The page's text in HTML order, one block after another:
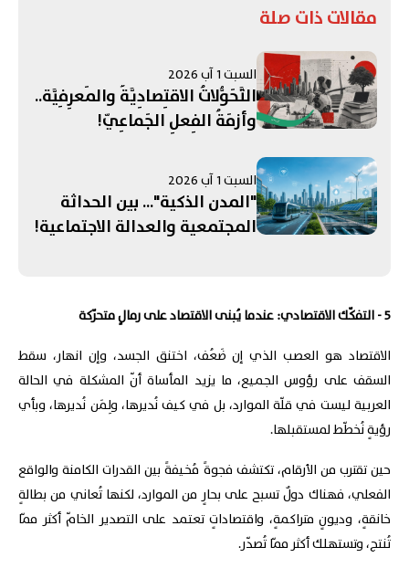
مقالات ذات صلة
السبت 1 آب 2026
التَّحَوُّلاتُ الاقتِصادِيَّةُ والمَعرِفِيَّة..
وأزمَةُ الفِعلِ الجَماعِيّ!
السبت 1 آب 2026
"المدن الذكية"... بين الحداثة
المجتمعية والعدالة الاجتماعية!
5 - التفكّك الاقتصادي: عندما يُبنى الاقتصاد على رمالٍ متحرّكة
الاقتصاد هو العصب الذي إن ضَعُف، اختنق الجسد، وإن انهار، سقط
السقف على رؤوس الجميع، ما يزيد المأساة أنّ المشكلة في الحالة
العربية ليست في قلّة الموارد، بل في كيف نُديرها، ولِمَن نُديرها، وبأي
رؤيةٍ نُخطّط لمستقبلها.
حين تقترب من الأرقام، تكتشف فجوةً مُخيفةً بين القدرات الكامنة والواقع
الفعلي، فهناك دولٌ تسبح على بحارٍ من الموارد، لكنها تُعاني من بطالةٍ
خانقةٍ، وديونٍ متراكمةٍ، واقتصاداتٍ تعتمد على التصدير الخامّ أكثر ممّا
تُنتج، وتستهلك أكثر ممّا تُصدّر.